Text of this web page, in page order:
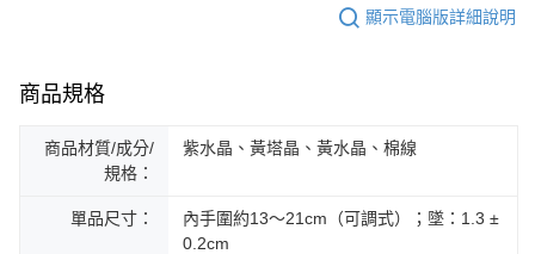
顯示電腦版詳細說明
商品規格
商品材質/成分/
規格：
紫水晶、黃塔晶、黃水晶、棉線
單品尺寸：
內手圍約13～21cm（可調式）；墜：1.3 ±
0.2cm